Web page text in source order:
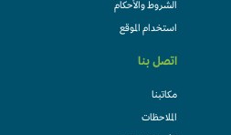
الشروط والأحكام
استخدام الموقع
اتصل بنا
مكاتبنا
الملاحظات